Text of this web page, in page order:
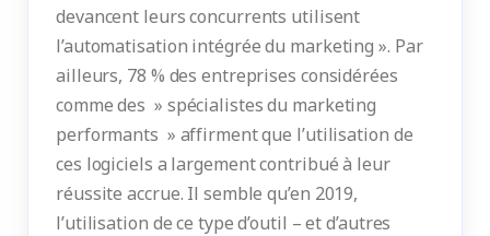
devancent leurs concurrents utilisent
l’automatisation intégrée du marketing ». Par
ailleurs, 78 % des entreprises considérées
comme des » spécialistes du marketing
performants » affirment que l’utilisation de
ces logiciels a largement contribué à leur
réussite accrue. Il semble qu’en 2019,
l’utilisation de ce type d’outil – et d’autres